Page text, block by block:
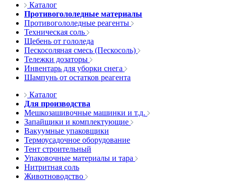
Каталог
Противогололедные материалы
Противогололедные реагенты
Техническая соль
Щебень от гололеда
Пескосоляная смесь (Пескосоль)
Тележки дозаторы
Инвентарь для уборки снега
Шампунь от остатков реагента
Каталог
Для производства
Мешкозашивочные машинки и т.д.
Запайщики и комплектующие
Вакуумные упаковщики
Термоусадочное оборудование
Тент строительный
Упаковочные материалы и тара
Нитритная соль
Животноводство